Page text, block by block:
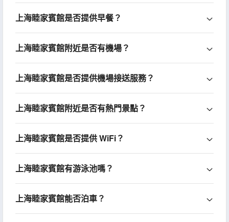
上海睦家賓館是否提供早餐？
上海睦家賓館附近是否有機場？
上海睦家賓館是否提供機場接送服務？
上海睦家賓館附近是否有熱門景點？
上海睦家賓館是否提供 WiFi？
上海睦家賓館有游泳池嗎？
上海睦家賓館能否泊車？